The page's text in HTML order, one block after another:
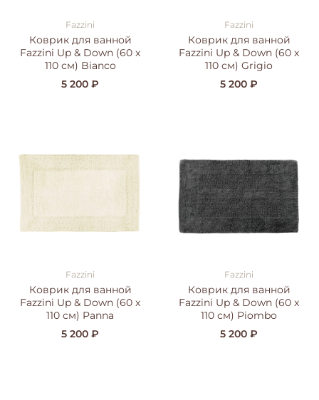
Fazzini
Коврик для ванной
Fazzini Up & Down (60 x
110 см) Bianco
5 200 ₽
Fazzini
Коврик для ванной
Fazzini Up & Down (60 x
110 см) Grigio
5 200 ₽
Fazzini
Коврик для ванной
Fazzini Up & Down (60 x
110 см) Panna
5 200 ₽
Fazzini
Коврик для ванной
Fazzini Up & Down (60 x
110 см) Piombo
5 200 ₽